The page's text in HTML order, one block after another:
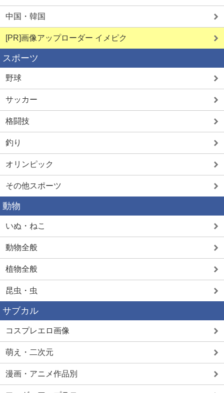
中国・韓国
[PR]画像アップローダー イメピク
スポーツ
野球
サッカー
格闘技
釣り
オリンピック
その他スポーツ
動物
いぬ・ねこ
動物全般
植物全般
昆虫・虫
サブカル
コスプレエロ画像
萌え・二次元
漫画・アニメ作品別